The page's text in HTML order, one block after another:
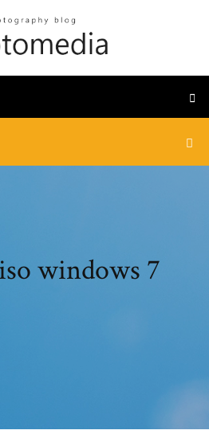
windows 7